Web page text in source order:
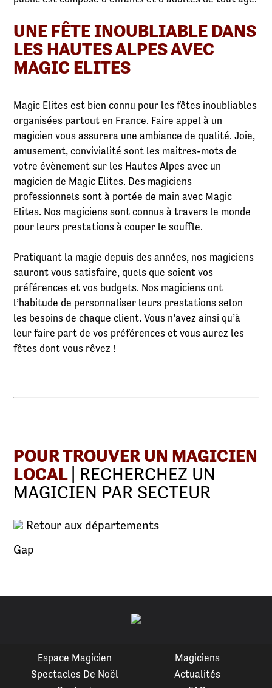
UNE FÊTE INOUBLIABLE DANS
LES HAUTES ALPES AVEC
MAGIC ELITES
Magic Elites est bien connu pour les fêtes inoubliables
organisées partout en France. Faire appel à un
magicien vous assurera une ambiance de qualité. Joie,
amusement, convivialité sont les maitres-mots de
votre évènement sur les Hautes Alpes avec un
magicien de Magic Elites. Des magiciens
professionnels sont à portée de main avec Magic
Elites. Nos magiciens sont connus à travers le monde
pour leurs prestations à couper le souffle.
Pratiquant la magie depuis des années, nos magiciens
sauront vous satisfaire, quels que soient vos
préférences et vos budgets. Nos magiciens ont
l’habitude de personnaliser leurs prestations selon
les besoins de chaque client. Vous n’avez ainsi qu’à
leur faire part de vos préférences et vous aurez les
fêtes dont vous rêvez !
POUR TROUVER UN MAGICIEN
LOCAL | RECHERCHEZ UN
MAGICIEN PAR SECTEUR
Retour aux départements
Gap
Espace Magicien
Magiciens
Spectacles De Noël
Actualités